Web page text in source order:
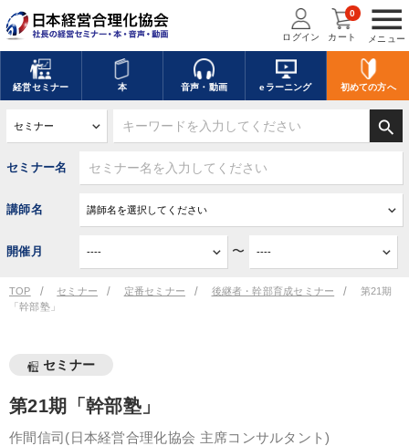
menu
メニュー
ログイン カート
0
経営セミナー 本 音声・動画 eラーニング 初めての方へ
search
セミナー名
講師名
開催月 〜
TOP セミナー 定番セミナー 後継者・幹部育成セミナー
第21期
「幹部塾」
セミナー
第21期「幹部塾」
作間信司(日本経営合理化協会 主席コンサルタント)